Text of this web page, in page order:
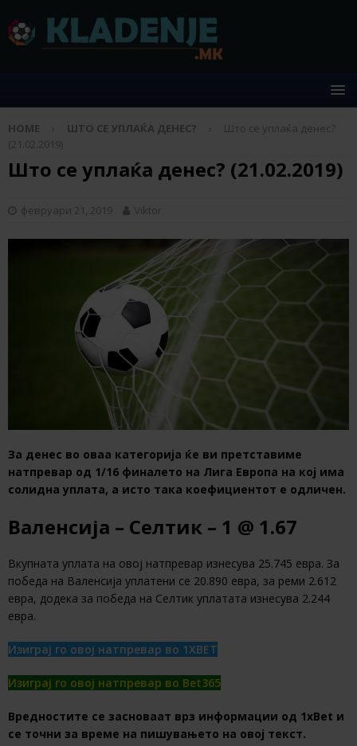
HOME ШТО СЕ УПЛАЌА ДЕНЕС?
Што се уплаќа денес?
(21.02.2019)
Што се уплаќа денес? (21.02.2019)
февруари 21, 2019 Viktor
За денес во оваа категорија ќе ви претставиме
натпревар од 1/16 финалето на Лига Европа на кој има
солидна уплата, а исто така коефициентот е одличен.
Валенсија – Селтик – 1 @ 1.67
Вкупната уплата на овој натпревар изнесува 25.745 евра. За
победа на Валенсија уплатени се 20.890 евра, за реми 2.612
евра, додека за победа на Селтик уплатата изнесува 2.244
евра.
Изиграј го овој натпревар во 1XBET
Изиграј го овој натпревар во Bet365
Вредностите се засноваат врз информации од 1хBet и
се точни за време на пишувањето на овој текст.